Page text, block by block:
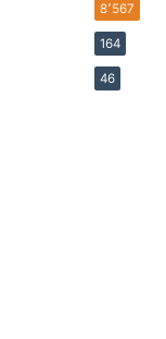
8٬567
164
46